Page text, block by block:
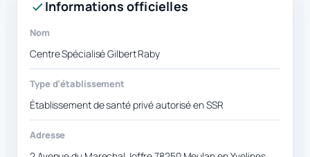
Informations officielles
Nom
Centre Spécialisé Gilbert Raby
Type d’établissement
Établissement de santé privé autorisé en SSR
Adresse